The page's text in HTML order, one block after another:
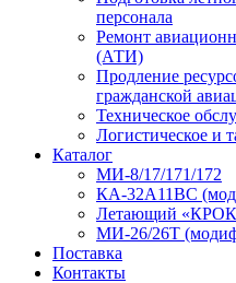
персонала
Ремонт
(АТИ)
Продление
гражданской
Техническое
Логистическое и
Каталог
МИ-8/17/171/172
КА-32А11ВС
Летающий
МИ-26/26Т
Поставка
Контакты